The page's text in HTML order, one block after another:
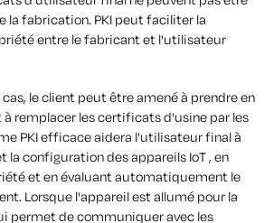
la fabrication. PKI peut faciliter la
entre le fabricant et l'utilisateur
le client peut être amené à prendre en
à remplacer les certificats d'usine par les
PKI efficace aidera l'utilisateur final à
la configuration des appareils IoT , en
et en évaluant automatiquement le
Lorsque l'appareil est allumé pour la
permet de communiquer avec les